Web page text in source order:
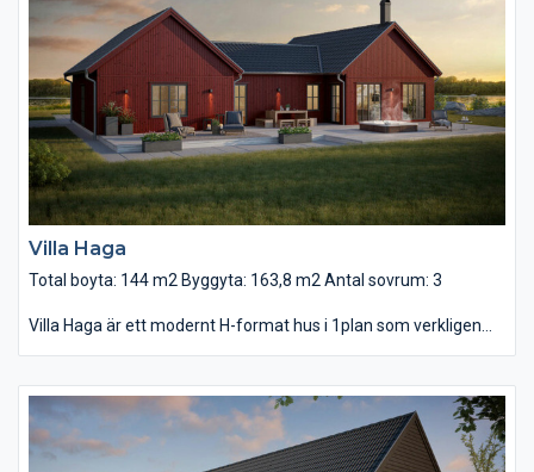
Villa Haga
Total boyta: 144 m2 Byggyta: 163,8 m2 Antal sovrum: 3
Villa Haga är ett modernt H-format hus i 1plan som verkligen
och ett arbetsrum/förråd finns där ni själva avgör vad ni vill
göra med dessa – kanske vill ni använda det som hobbyrum,
kontor, barn-rum eller gästrum?